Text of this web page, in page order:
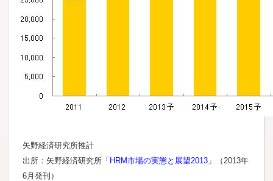
矢野経済研究所推計
出所：矢野経済研究所「HRM市場の実態と展望2013」（2013年
6月発刊）